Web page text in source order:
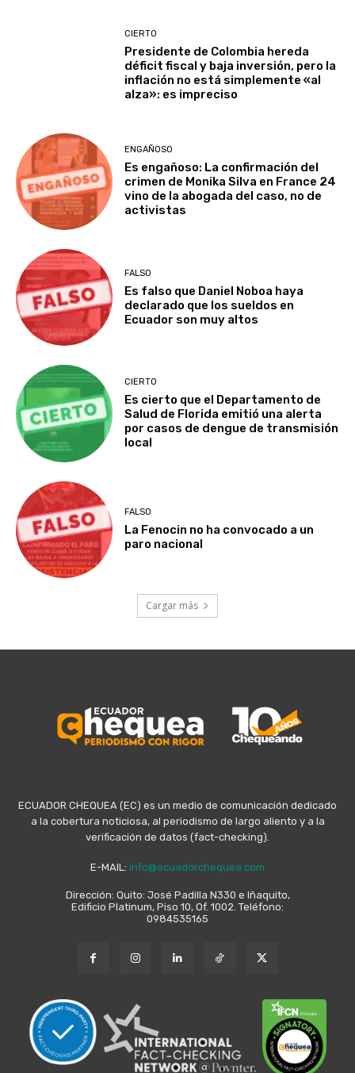
CIERTO
Presidente de Colombia hereda
déficit fiscal y baja inversión, pero la
inflación no está simplemente «al
alza»: es impreciso
ENGAÑOSO
Es engañoso: La confirmación del
crimen de Monika Silva en France 24
vino de la abogada del caso, no de
activistas
FALSO
Es falso que Daniel Noboa haya
declarado que los sueldos en
Ecuador son muy altos
CIERTO
Es cierto que el Departamento de
Salud de Florida emitió una alerta
por casos de dengue de transmisión
local
FALSO
La Fenocin no ha convocado a un
paro nacional
Cargar más
ECUADOR CHEQUEA (EC) es un medio de comunicación dedicado
a la cobertura noticiosa, al periodismo de largo aliento y a la
verificación de datos (fact-checking).
E-MAIL: info@ecuadorchequea.com
Dirección: Quito: José Padilla N330 e Iñaquito,
Edificio Platinum, Piso 10, Of. 1002. Teléfono:
0984535165